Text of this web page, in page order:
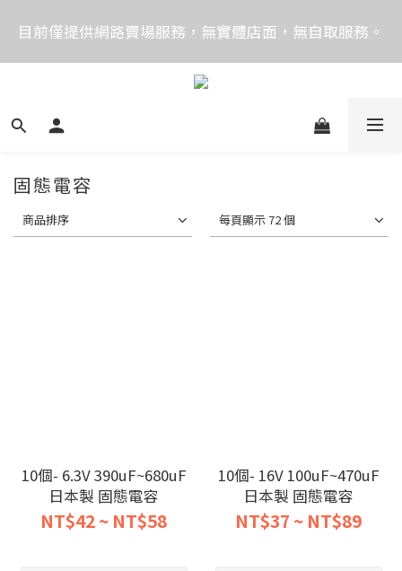
價格均含稅，下單享優惠！歡迎大量採購，由專人提供
專案報價。
目前僅提供網路賣場服務，無實體店面，無自取服務。
目前電話系統異常，暫時無法正常接聽來電，請改播
固態電容
商品排序 每頁顯示 72 個
10個- 6.3V 390uF~680uF
日本製 固態電容
NT$42 ~ NT$58
10個- 16V 100uF~470uF
日本製 固態電容
NT$37 ~ NT$89